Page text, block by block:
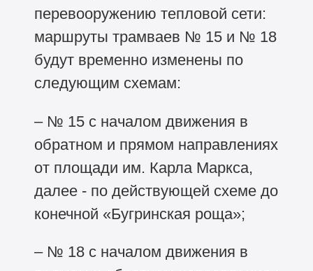
перевооружению тепловой сети:
маршруты трамваев № 15 и № 18
будут временно изменены по
следующим схемам:
– № 15 с началом движения в
обратном и прямом направлениях
от площади им. Карла Маркса,
далее - по действующей схеме до
конечной «Бугринская роща»;
– № 18 с началом движения в